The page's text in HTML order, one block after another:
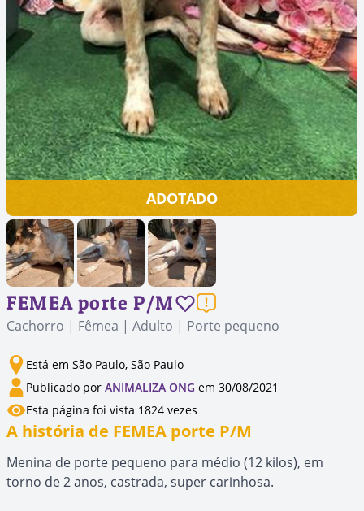
ADOTADO
FEMEA porte P/M
Cachorro | Fêmea | Adulto | Porte pequeno
Está em São Paulo, São Paulo
Publicado por ANIMALIZA ONG em 30/08/2021
Esta página foi vista 1824 vezes
A história de FEMEA porte P/M
Menina de porte pequeno para médio (12 kilos), em
torno de 2 anos, castrada, super carinhosa.